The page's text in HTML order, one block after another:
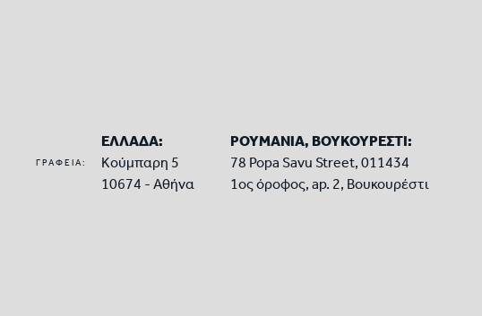
ΓΡΑΦΕΙΑ:
ΕΛΛΑΔΑ:
Κούμπαρη 5
10674 - Αθήνα
ΡΟΥΜΑΝΙΑ, ΒΟΥΚΟΥΡΕΣΤΙ:
78 Popa Savu Street, 011434
1ος όροφος, ap. 2, Βουκουρέστι